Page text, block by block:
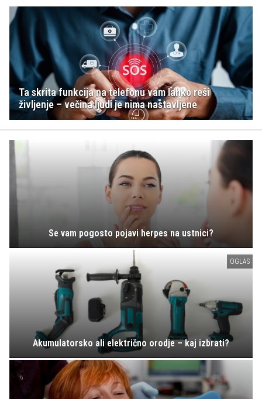
Ta skrita funkcija na telefonu vam lahko reši
življenje – večina ljudi je nima nastavljene
Se vam pogosto pojavi herpes na ustnici?
OGLAS
Akumulatorsko ali električno orodje – kaj izbrati?